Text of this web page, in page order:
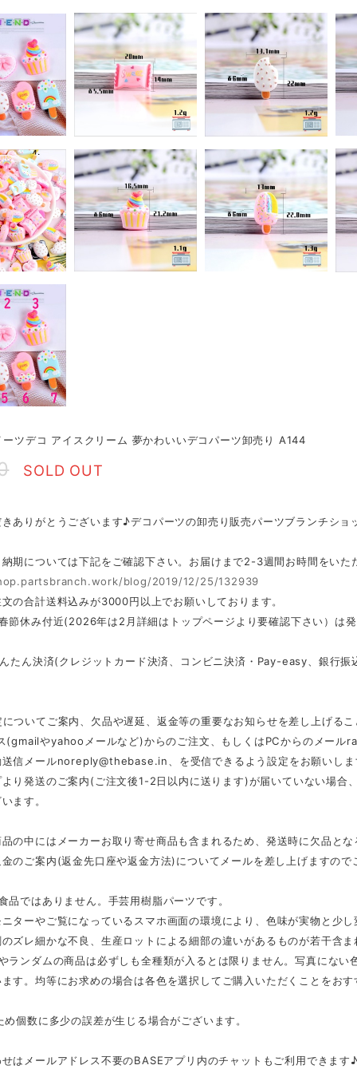
ツデコ アイスクリーム 夢かわいいデコパーツ卸売り A144
SOLD OUT
ありがとうございます♪デコパーツの卸売り販売パーツブランチショ
期については下記をご確認下さい。お届けまで2-3週間お時間をいた
blog/2019/12/25/132939
の合計送料込みが3000円以上でお願いしております。
節休み付近(2026年は2月詳細はトップページより要確認下さい）は
たん決済(クレジットカード決済、コンビニ決済・Pay-easy、銀行振
ついてご案内、欠品や遅延、返金等の重要なお知らせを差し上げる
(gmailやyahooメールなど)からのご注文、もしくはPCからのメール
信メールnoreply@thebase.in
、を受信できるよう設定をお願いし
り発送のご案内(ご注文後1-2日以内に送ります)が届いていない場合
ます。
の中にはメーカーお取り寄せ商品も含まれるため、発送時に欠品と
のご案内(返金先口座や返金方法)についてメールを差し上げますの
品ではありません。手芸用樹脂パーツです。
ターやご覧になっているスマホ画面の環境により、色味が実物と少
ズレ細かな不良、生産ロットによる細部の違いがあるものが若干含
ランダムの商品は必ずしも全種類が入るとは限りません。写真にな
す。均等にお求めの場合は各色を選択してご購入いただくことをお
個数に多少の誤差が生じる場合がございます。
はメールアドレス不要のBASEアプリ内のチャットもご利用できます